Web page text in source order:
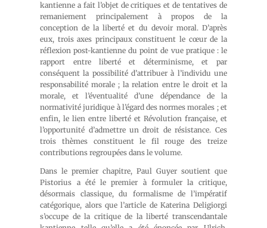
kantienne a fait l’objet de critiques et de tentatives de
remaniement principalement à propos de la
conception de la liberté et du devoir moral. D’après
eux, trois axes principaux constituent le cœur de la
réflexion post-kantienne du point de vue pratique : le
rapport entre liberté et déterminisme, et par
conséquent la possibilité d’attribuer à l’individu une
responsabilité morale ; la relation entre le droit et la
morale, et l’éventualité d’une dépendance de la
normativité juridique à l’égard des normes morales ; et
enfin, le lien entre liberté et Révolution française, et
l’opportunité d’admettre un droit de résistance. Ces
trois thèmes constituent le fil rouge des treize
contributions regroupées dans le volume.
Dans le premier chapitre, Paul Guyer soutient que
Pistorius a été le premier à formuler la critique,
désormais classique, du formalisme de l’impératif
catégorique, alors que l’article de Katerina Deligiorgi
s’occupe de la critique de la liberté transcendantale